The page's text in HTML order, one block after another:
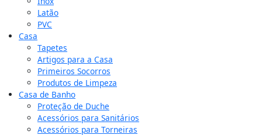
Latão
PVC
Casa
Tapetes
Artigos para a Casa
Primeiros Socorros
Produtos de Limpeza
Casa de Banho
Proteção de Duche
Acessórios para Sanitários
Acessórios para Torneiras